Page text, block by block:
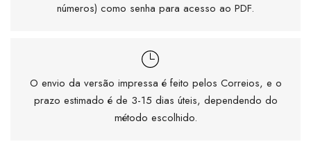
números) como senha para acesso ao PDF.
O envio da versão impressa é feito pelos Correios, e o
prazo estimado é de 3-15 dias úteis, dependendo do
método escolhido.